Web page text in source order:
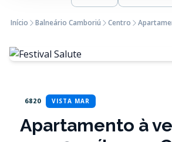
Início Balneário Camboriú Centro
6820 VISTA MAR
Apartamento à